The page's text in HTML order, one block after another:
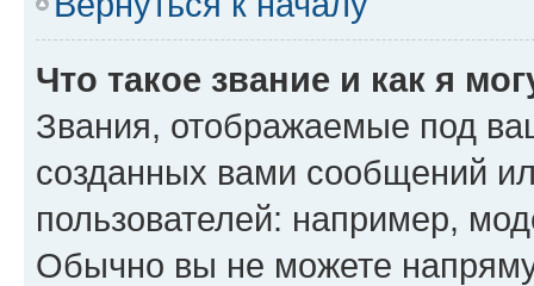
Что такое звание и как я
Звания, отображаемые под
созданных вами сообщений
пользователей: например,
Обычно вы не можете